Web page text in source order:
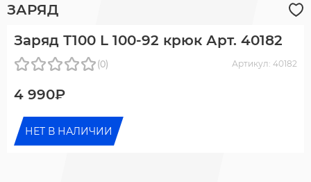
ЗАРЯД
Заряд Т100 L 100-92 крюк Арт. 40182
(0) Артикул: 40182
4 990₽
НЕТ В НАЛИЧИИ